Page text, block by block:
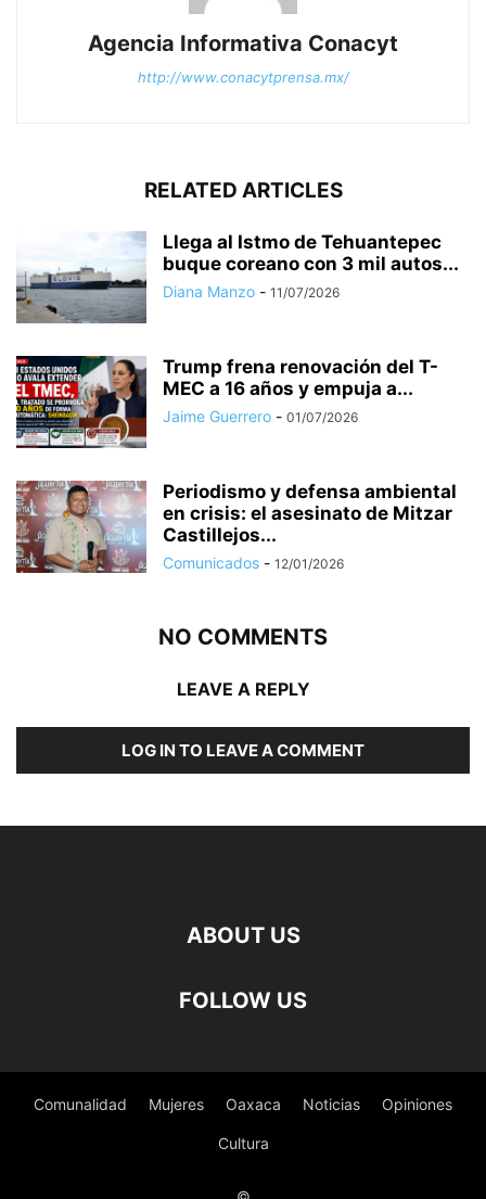
Agencia Informativa Conacyt
http://www.conacytprensa.mx/
RELATED ARTICLES
Llega al Istmo de Tehuantepec
buque coreano con 3 mil autos...
Diana Manzo - 11/07/2026
Trump frena renovación del T-
MEC a 16 años y empuja a...
Jaime Guerrero - 01/07/2026
Periodismo y defensa ambiental
en crisis: el asesinato de Mitzar
Castillejos...
Comunicados - 12/01/2026
NO COMMENTS
LEAVE A REPLY
LOG IN TO LEAVE A COMMENT
ABOUT US
FOLLOW US
Comunalidad Mujeres Oaxaca Noticias Opiniones
Cultura